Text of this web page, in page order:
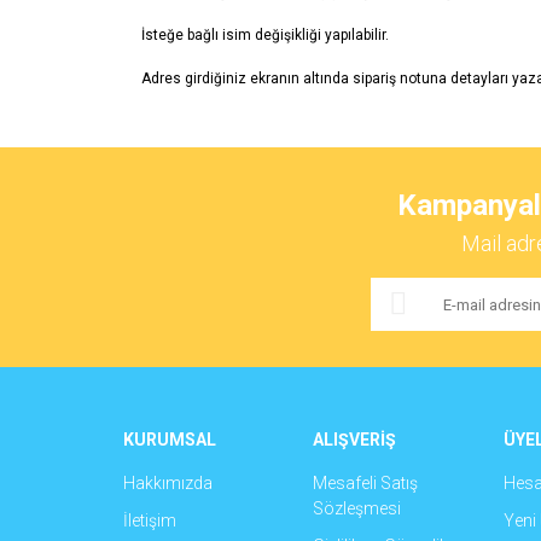
İsteğe bağlı isim değişikliği yapılabilir.
Adres girdiğiniz ekranın altında sipariş notuna detayları
Ürün resmi kalitesiz, bozuk veya görüntülenemiyor.
Mail
KURUMSAL
Hakkımızda
İletişim
ALIŞVERİŞ
Mesafeli Satış
Sözleşmesi
Yeni